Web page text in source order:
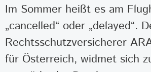
Im Sommer heißt es am
„cancelled“ oder „delayed“.
Rechtsschutzversicherer
für Österreich, widmet sich